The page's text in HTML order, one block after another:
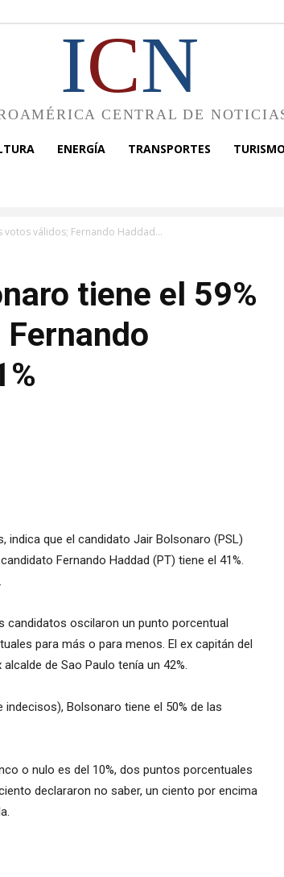
ICN
CENTRAL DE
ENERGÍA TRANSPORTES TURISMO
votos válidos; Fernando Haddad...
tiene el 59%
indica que el candidato Jair Bolsonaro (PSL)
Fernando Haddad (PT) tiene el 41%.
candidatos oscilaron un punto porcentual
para más o para menos. El ex capitán del
de Sao Paulo tenía un 42%.
Bolsonaro tiene el 50% de las
o nulo es del 10%, dos puntos porcentuales
declararon no saber, un ciento por encima